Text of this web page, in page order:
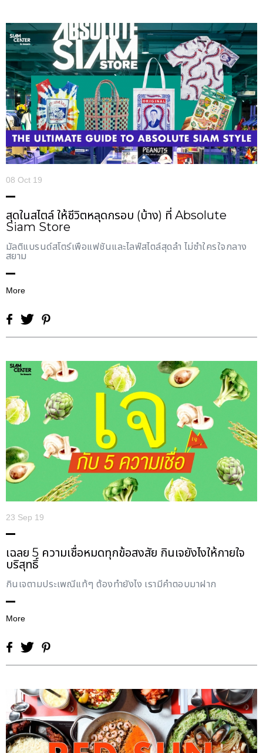
08 Oct 19
สุดในสไตล์ ให้ชีวิตหลุดกรอบ (บ้าง) ที่ Absolute
Siam Store
มัลติแบรนด์สโตร์เพื่อแฟชั่นและไลฟ์สไตล์สุดล้ำ ไม่ซ้ำใครใจกลาง
สยาม
More
23 Sep 19
เฉลย 5 ความเชื่อหมดทุกข้อสงสัย กินเจยังไงให้กายใจ
บริสุทธิ์
กินเจตามประเพณีแท้ๆ ต้องทำยังไง เรามีคำตอบมาฝาก
More